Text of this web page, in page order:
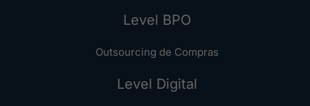
Level BPO
Outsourcing de Compras
Level Digital